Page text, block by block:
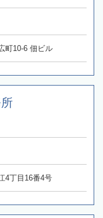
町10-6 佃ビル
4丁目16番4号